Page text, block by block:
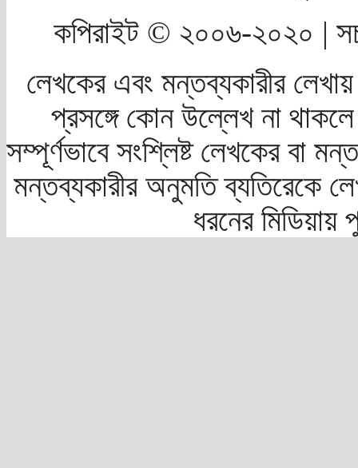
কপিরাইট © ২০০৬-২০২০ |
লেখকের এবং মন্তব্যকারীর
প্রসঙ্গে কোন উল্লেখ না
সম্পূর্ণভাবে সংশ্লিষ্ট লেখকের বা
মন্তব্যকারীর অনুমতি ব্যতিরেকে
ধরনের মিডিয়ায়